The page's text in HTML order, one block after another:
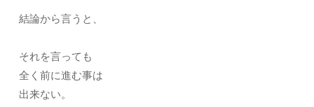
結論から言うと、
それを言っても
全く前に進む事は
出来ない。